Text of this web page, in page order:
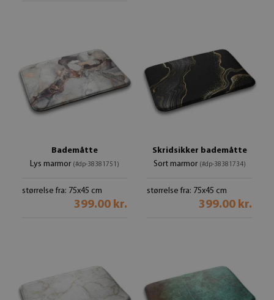
Bademåtte
Lys marmor (#dp-38381751)
størrelse fra: 75x45 cm
399.00 kr.
Skridsikker bademåtte
Sort marmor (#dp-38381734)
størrelse fra: 75x45 cm
399.00 kr.